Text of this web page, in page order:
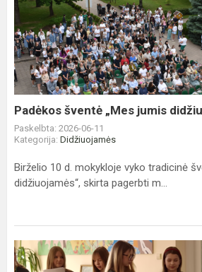
šventė
„Mes
jumis
didžiuojamės“
Padėkos šventė „Mes jumis
Paskelbta: 2026-06-11
Kategorija: Didžiuojamės
Birželio 10 d. mokykloje vyko tradicinė
didžiuojamės“, skirta pagerbti m...
Mokyklų
bendruomenių